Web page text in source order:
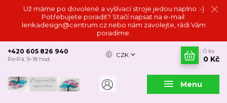
Už máme po dovolené a vyšívací stroje jedou naplno :-)
Potřebujete poradit? Stačí napsat na e-mail:
lenkadesign@centrum.cz nebo nám zavolejte, rádi Vám
poradíme.
Menu
CZK
+420 605 826 940
Po-Pá, 9-18 hod.
0 ks
0 Kč